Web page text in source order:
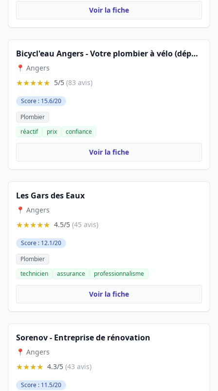
Voir la fiche
Bicycl'eau Angers - Votre plombier à vélo (dépannage et installation)
📍 Angers
★★★★★ 5/5 (83 avis)
Score : 15.6/20
Plombier
réactif
prix confiance
Voir la fiche
Les Gars des Eaux
📍 Angers
★★★★★ 4.5/5 (45 avis)
Score : 12.1/20
Plombier
technicien
assurance professionnalisme
Voir la fiche
Sorenov - Entreprise de rénovation
📍 Angers
★★★★ 4.3/5 (43 avis)
Score : 11.5/20